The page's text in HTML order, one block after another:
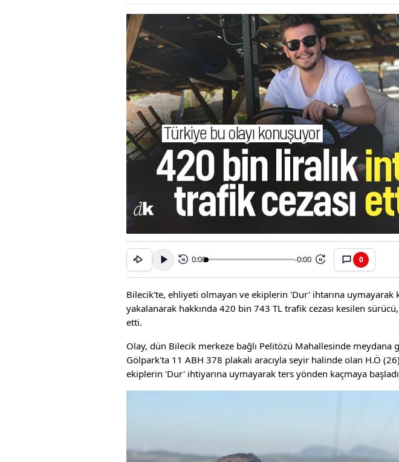
15 0:00 -0:00 15 0
Bilecik'te, ehliyeti olmayan ve ekiplerin 'Dur' ihtarına uymayarak
yakalanarak hakkında 420 bin 743 TL trafik cezası kesilen
etti.
Olay, dün Bilecik merkeze bağlı Pelitözü Mahallesinde meydana
Gölpark'ta 11 ABH 378 plakalı aracıyla seyir halinde olan H.Ö
ekiplerin 'Dur' ihtiyarına uymayarak ters yönden kaçmaya